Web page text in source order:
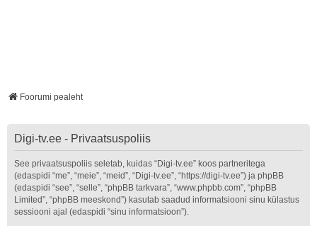
Foorumi pealeht
Digi-tv.ee - Privaatsuspoliis
See privaatsuspoliis seletab, kuidas “Digi-tv.ee” koos partneritega
(edaspidi “me”, “meie”, “meid”, “Digi-tv.ee”, “https://digi-tv.ee”) ja phpBB
(edaspidi “see”, “selle”, “phpBB tarkvara”, “www.phpbb.com”, “phpBB
Limited”, “phpBB meeskond”) kasutab saadud informatsiooni sinu külastus
sessiooni ajal (edaspidi “sinu informatsioon”).